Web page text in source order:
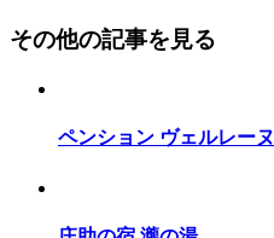
その他の記事を見る
ペンション ヴェルレーヌ